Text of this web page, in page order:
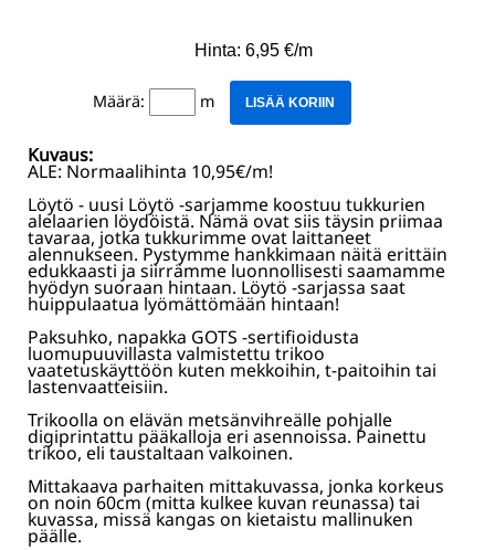
Hinta: 6,95 €/m
Määrä: m LISÄÄ KORIIN
Kuvaus:
ALE: Normaalihinta 10,95€/m!
Löytö - uusi Löytö -sarjamme koostuu tukkurien
alelaarien löydöistä. Nämä ovat siis täysin priimaa
tavaraa, jotka tukkurimme ovat laittaneet
alennukseen. Pystymme hankkimaan näitä erittäin
edukkaasti ja siirrämme luonnollisesti saamamme
hyödyn suoraan hintaan. Löytö -sarjassa saat
huippulaatua lyömättömään hintaan!
Paksuhko, napakka GOTS -sertifioidusta
luomupuuvillasta valmistettu trikoo
vaatetuskäyttöön kuten mekkoihin, t-paitoihin tai
lastenvaatteisiin.
Trikoolla on elävän metsänvihreälle pohjalle
digiprintattu pääkalloja eri asennoissa. Painettu
trikoo, eli taustaltaan valkoinen.
Mittakaava parhaiten mittakuvassa, jonka korkeus
on noin 60cm (mitta kulkee kuvan reunassa) tai
kuvassa, missä kangas on kietaistu mallinuken
päälle.